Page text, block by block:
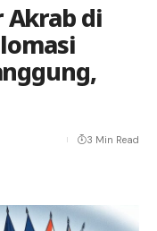
Akrab di
3 Min Read